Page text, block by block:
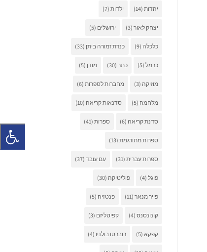
יהדות (14) ילדות (7)
יצחק לאור (3) ירושלים (5)
כלכלה (9) כנרת זמורה ביתן (33)
כרמל (5) כתר (30) מודן (5)
מוזיקה (3) מחברות לספרות (6)
מלחמה (5) סדנאות קריאה (10)
סדנת קריאה (6) ספרות (41)
ספרות מתורגמת (13)
ספרות עברית (31) עם עובד (37)
פוגל (4) פוליטיקה (30)
פייר מנאר (11) פנטזיה (5)
קונונסנס (4) קפיטליזם (3)
קפקא (5) רוברטו בולניו (4)